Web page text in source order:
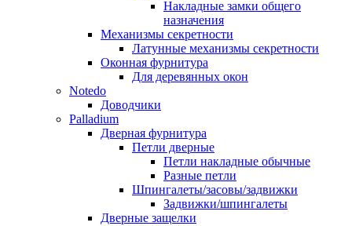
Накладные замки общего
назначения
Механизмы секретности
Латунные механизмы секретности
Оконная фурнитура
Для деревянных окон
Notedo
Доводчики
Palladium
Дверная фурнитура
Петли дверные
Петли накладные обычные
Разные петли
Шпингалеты/засовы/задвижки
Задвижки/шпингалеты
Дверные защелки